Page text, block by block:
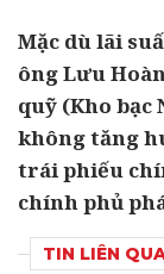
Mặc dù lãi
ông Lưu
quỹ (Kho bạc
không tăng
trái phiếu
chính phủ
TIN LIÊN